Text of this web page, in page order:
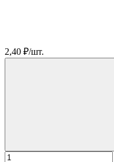
2,40 ₽/шт.